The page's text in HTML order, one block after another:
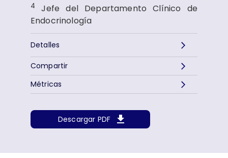
4 Jefe del Departamento Clínico de
Endocrinología
Detalles
Descargar PDF
Métricas
Compartir